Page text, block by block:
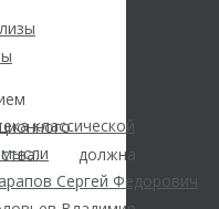
классической
Сергей Федорович
РНЛ
должна